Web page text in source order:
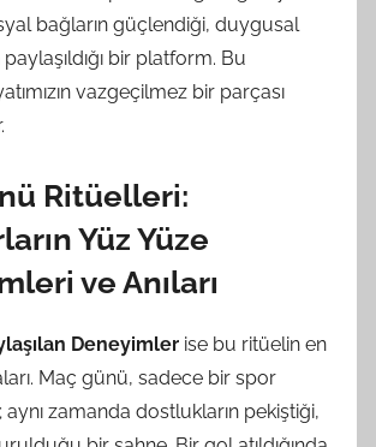
bağların güçlendiği, duygusal
bir platform. Bu
vazgeçilmez bir parçası
Ritüelleri:
Yüz Yüze
ve Anıları
Deneyimler ise bu ritüelin en
Maç günü, sadece bir spor
zamanda dostlukların pekiştiği,